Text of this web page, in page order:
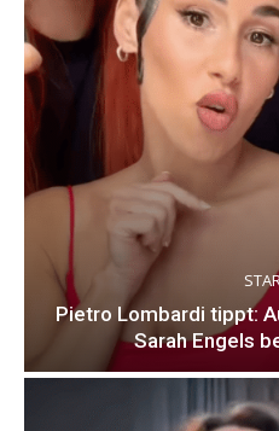
Pietro Lombardi tippt:
Sarah Engels